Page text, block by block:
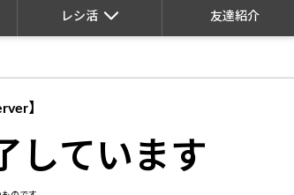
レシ活 友達紹介
】
しています